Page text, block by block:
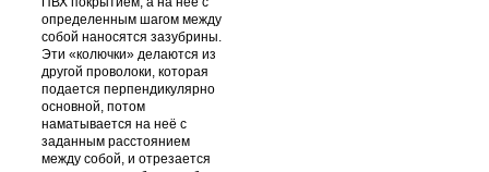
определенным шагом между
собой наносятся зазубрины.
Эти «колючки» делаются из
другой проволоки, которая
подается перпендикулярно
основной, потом
наматывается на неё с
заданным расстоянием
между собой, и отрезается